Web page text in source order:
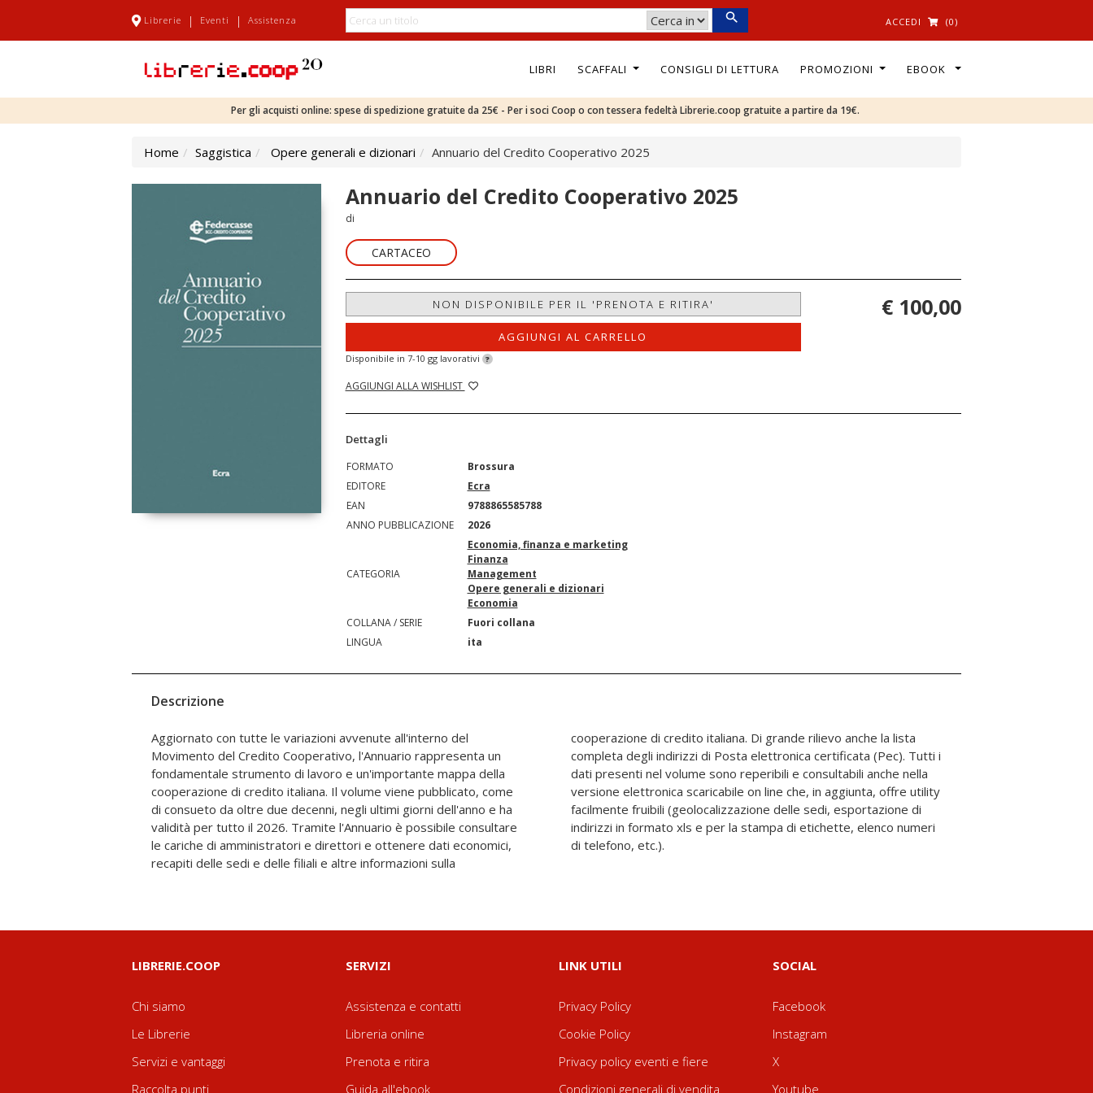
Librerie | Eventi | Assistenza ACCEDI (0)
LIBRI SCAFFALI CONSIGLI DI LETTURA PROMOZIONI EBOOK
Per gli acquisti online: spese di spedizione gratuite da 25€ - Per i soci Coop o con tessera fedeltà Librerie.coop gratuite a partire da 19€.
Home Saggistica Opere generali e dizionari Annuario del Credito Cooperativo 2025
Annuario del Credito Cooperativo 2025
di
CARTACEO
NON DISPONIBILE PER IL 'PRENOTA E RITIRA'
AGGIUNGI AL CARRELLO
Disponibile in 7-10 gg lavorativi ?
AGGIUNGI ALLA WISHLIST
€ 100,00
Dettagli
FORMATO
Brossura
EDITORE
Ecra
EAN
9788865585788
ANNO PUBBLICAZIONE
2026
CATEGORIA
Economia, finanza e marketing
Finanza
Management
Opere generali e dizionari
Economia
COLLANA / SERIE
Fuori collana
LINGUA
ita
Descrizione
Aggiornato con tutte le variazioni avvenute all'interno del
Movimento del Credito Cooperativo, l'Annuario rappresenta un
fondamentale strumento di lavoro e un'importante mappa della
cooperazione di credito italiana. Il volume viene pubblicato, come
di consueto da oltre due decenni, negli ultimi giorni dell'anno e ha
validità per tutto il 2026. Tramite l'Annuario è possibile consultare
le cariche di amministratori e direttori e ottenere dati economici,
recapiti delle sedi e delle filiali e altre informazioni sulla
cooperazione di credito italiana. Di grande rilievo anche la lista
completa degli indirizzi di Posta elettronica certificata (Pec). Tutti i
dati presenti nel volume sono reperibili e consultabili anche nella
versione elettronica scaricabile on line che, in aggiunta, offre utility
facilmente fruibili (geolocalizzazione delle sedi, esportazione di
indirizzi in formato xls e per la stampa di etichette, elenco numeri
di telefono, etc.).
LIBRERIE.COOP
Chi siamo
Le Librerie
Servizi e vantaggi
Raccolta punti
SERVIZI
Assistenza e contatti
Libreria online
Prenota e ritira
Guida all'ebook
LINK UTILI
Privacy Policy
Cookie Policy
Privacy policy eventi e fiere
Condizioni generali di vendita
SOCIAL
Facebook
Instagram
X
Youtube